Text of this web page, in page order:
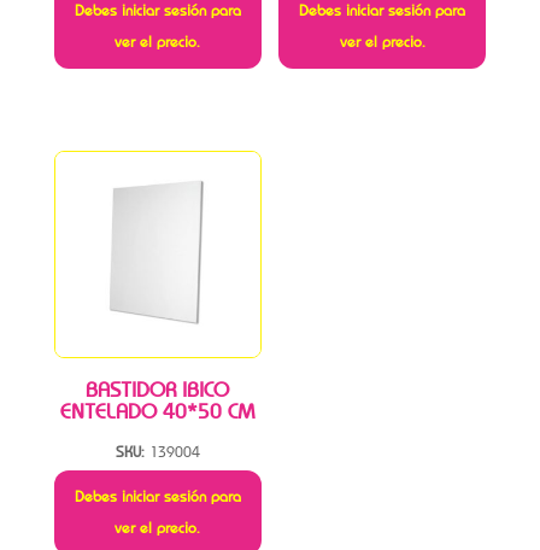
Debes iniciar sesión para
ver el precio.
Debes iniciar sesión para
ver el precio.
BASTIDOR IBICO
ENTELADO 40*50 CM
SKU: 139004
Debes iniciar sesión para
ver el precio.